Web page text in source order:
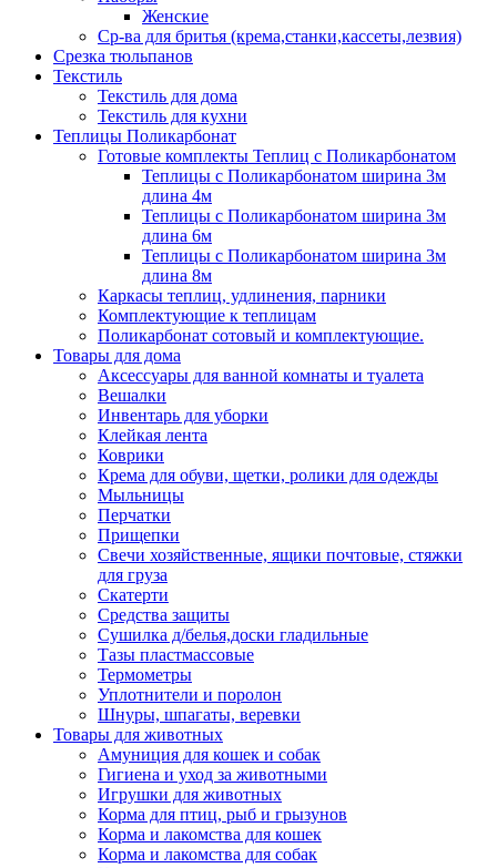
Женские
Ср-ва для бритья (крема,станки,кассеты,лезвия)
Срезка тюльпанов
Текстиль
Текстиль для дома
Текстиль для кухни
Теплицы Поликарбонат
Готовые комплекты Теплиц с Поликарбонатом
Теплицы с Поликарбонатом ширина 3м
длина 4м
Теплицы с Поликарбонатом ширина 3м
длина 6м
Теплицы с Поликарбонатом ширина 3м
длина 8м
Каркасы теплиц, удлинения, парники
Комплектующие к теплицам
Поликарбонат сотовый и комплектующие.
Товары для дома
Аксессуары для ванной комнаты и туалета
Вешалки
Инвентарь для уборки
Клейкая лента
Коврики
Крема для обуви, щетки, ролики для одежды
Мыльницы
Перчатки
Прищепки
Свечи хозяйственные, ящики почтовые, стяжки
для груза
Скатерти
Средства защиты
Сушилка д/белья,доски гладильные
Тазы пластмассовые
Термометры
Уплотнители и поролон
Шнуры, шпагаты, веревки
Товары для животных
Амуниция для кошек и собак
Гигиена и уход за животными
Игрушки для животных
Корма для птиц, рыб и грызунов
Корма и лакомства для кошек
Корма и лакомства для собак